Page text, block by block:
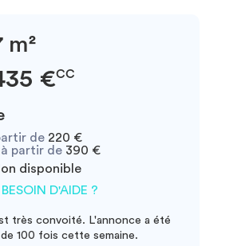
m²
€CC
de 220 €
partir de 390 €
disponible
BESOIN D'AIDE ?
très convoité. L'annonce a été
100 fois cette semaine.